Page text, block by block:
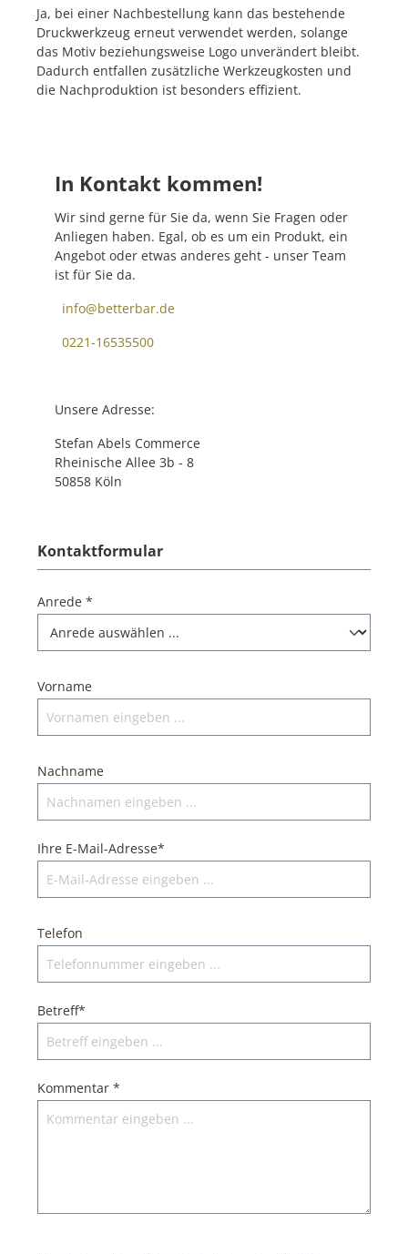
Ja, bei einer Nachbestellung kann das bestehende
Druckwerkzeug erneut verwendet werden, solange
das Motiv beziehungsweise Logo unverändert bleibt.
Dadurch entfallen zusätzliche Werkzeugkosten und
die Nachproduktion ist besonders effizient.
In Kontakt kommen!
Wir sind gerne für Sie da, wenn Sie Fragen oder
Anliegen haben. Egal, ob es um ein Produkt, ein
Angebot oder etwas anderes geht - unser Team
ist für Sie da.
info@betterbar.de
0221-16535500
Unsere Adresse:
Stefan Abels Commerce
Rheinische Allee 3b - 8
50858 Köln
Kontaktformular
Anrede *
Vorname
Nachname
Ihre E-Mail-Adresse*
Telefon
Betreff*
Kommentar *